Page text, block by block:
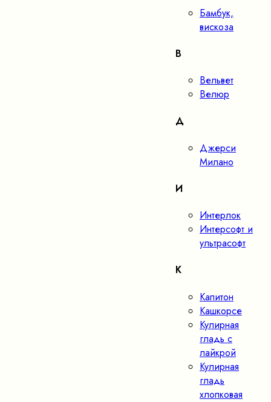
Бамбук,
вискоза
В
Вельвет
Велюр
Д
Джерси
Милано
И
Интерлок
Интерсофт и
ультрасофт
К
Капитон
Кашкорсе
Кулирная
гладь с
лайкрой
Кулирная
гладь
хлопковая